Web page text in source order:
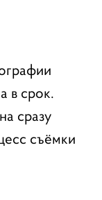
в срок.
сразу
съёмки